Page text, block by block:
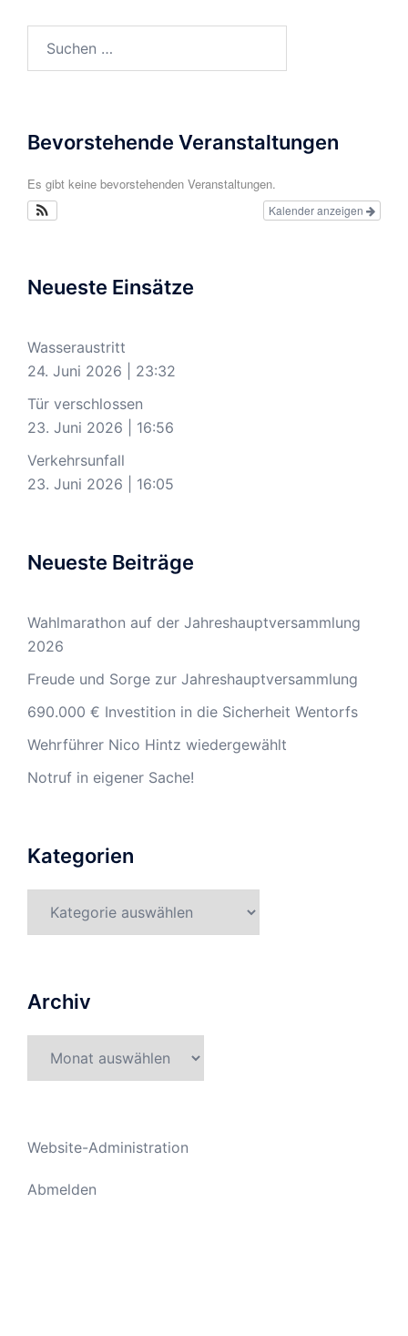
Bevorstehende Veranstaltungen
Es gibt keine bevorstehenden Veranstaltungen.
Kalender anzeigen
Neueste Einsätze
Wasseraustritt
24. Juni 2026
23:32
Tür verschlossen
23. Juni 2026
16:56
Verkehrsunfall
23. Juni 2026
16:05
Neueste Beiträge
Wahlmarathon auf der Jahreshauptversammlung
2026
Freude und Sorge zur Jahreshauptversammlung
690.000 € Investition in die Sicherheit Wentorfs
Wehrführer Nico Hintz wiedergewählt
Notruf in eigener Sache!
Kategorien
Archiv
Website-Administration
Abmelden